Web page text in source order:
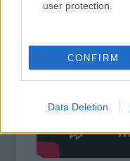
user protection.
CONFIRM
Data Deletion